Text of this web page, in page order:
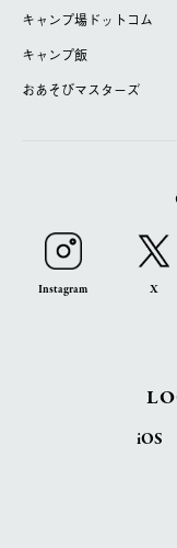
キャンプ場ドットコム
キャンプ飯
おあそびマスターズ
Instagram X
iOS